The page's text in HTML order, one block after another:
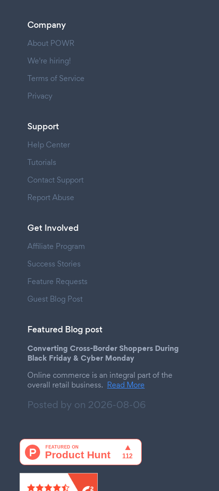
Company
About POWR
We're hiring!
Terms of Service
Privacy
Support
Help Center
Tutorials
Contact Support
Report Abuse
Get Involved
Affiliate Program
Success Stories
Feature Requests
Guest Blog Post
Featured Blog post
Converting Cross-Border Shoppers During
Black Friday & Cyber Monday
Online commerce is an integral part of the
overall retail business. Read More
Posted by on 2026-08-06